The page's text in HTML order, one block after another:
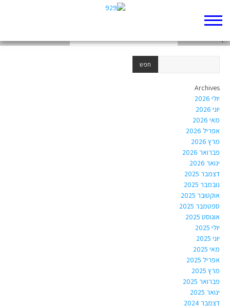
Archives
יולי 2026
יוני 2026
מאי 2026
אפריל 2026
מרץ 2026
פברואר 2026
ינואר 2026
דצמבר 2025
נובמבר 2025
אוקטובר 2025
ספטמבר 2025
אוגוסט 2025
יולי 2025
יוני 2025
מאי 2025
אפריל 2025
מרץ 2025
פברואר 2025
ינואר 2025
דצמבר 2024